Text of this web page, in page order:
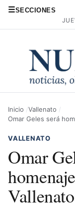
☰SECCIONES
Inicio
Vallenato
Omar Geles será
VALLENATO
Omar